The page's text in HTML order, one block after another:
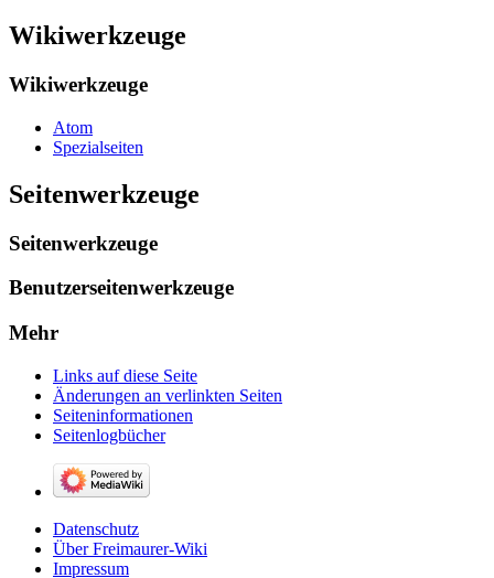
Wikiwerkzeuge
Wikiwerkzeuge
Atom
Spezialseiten
Seitenwerkzeuge
Seitenwerkzeuge
Benutzerseitenwerkzeuge
Mehr
Links auf diese Seite
Änderungen an verlinkten Seiten
Seiten­­informationen
Seitenlogbücher
Datenschutz
Über Freimaurer-Wiki
Impressum